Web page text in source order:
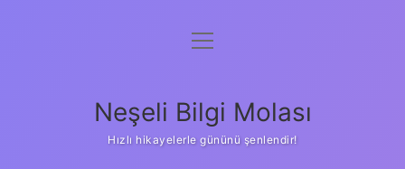
Anasayfa
Yasal Uyarı
menüyü
Neşeli Bilgi Molası
Hızlı hikayelerle gününü şenlendir!